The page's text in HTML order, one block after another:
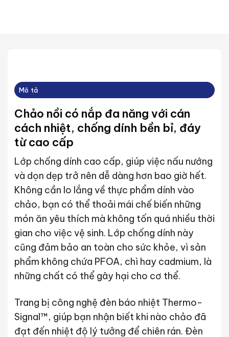
Mô tả
Chảo nồi có nắp đa năng với cán
cách nhiệt, chống dính bền bỉ, đáy
từ cao cấp
Lớp chống dính cao cấp, giúp việc nấu nướng
và dọn dẹp trở nên dễ dàng hơn bao giờ hết.
Không cần lo lắng về thực phẩm dính vào
chảo, bạn có thể thoải mái chế biến những
món ăn yêu thích mà không tốn quá nhiều thời
gian cho việc vệ sinh. Lớp chống dính này
cũng đảm bảo an toàn cho sức khỏe, vì sản
phẩm không chứa PFOA, chì hay cadmium, là
những chất có thể gây hại cho cơ thể.
Trang bị công nghệ đèn báo nhiệt Thermo-
Signal™, giúp bạn nhận biết khi nào chảo đã
đạt đến nhiệt độ lý tưởng để chiên rán. Đèn